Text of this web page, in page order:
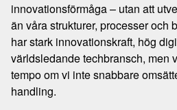
innovationsförmåga – utan att
än våra strukturer, processer och
har stark innovationskraft, hög
världsledande techbransch, men
tempo om vi inte snabbare
handling.